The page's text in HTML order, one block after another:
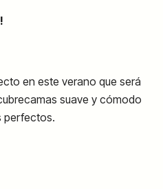
en este verano que será
suave y cómodo
perfectos.